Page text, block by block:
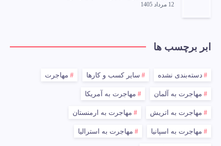
12 مرداد 1405
ابر برچسب ها
دسته‌بندی نشده سایر کسب و کارها مهاجرت
مهاجرت به آلمان مهاجرت به آمریکا
مهاجرت به اتریش مهاجرت به ارمنستان
مهاجرت به اسپانیا مهاجرت به استرالیا